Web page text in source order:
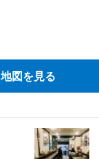
地図を見る